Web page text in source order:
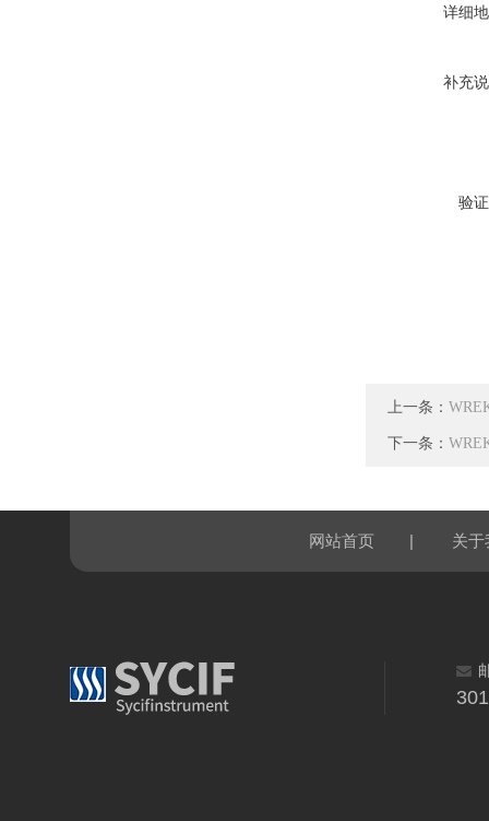
详细
补充
验
上一条：
下一条：
网站首页 | 关于